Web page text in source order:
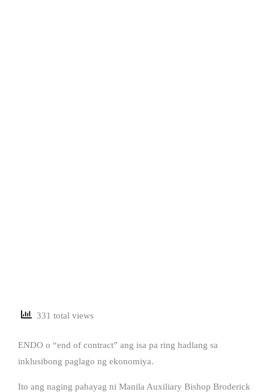
331 total views
ENDO o “end of contract” ang isa pa ring hadlang sa
inklusibong paglago ng ekonomiya.
Ito ang naging pahayag ni Manila Auxiliary Bishop Broderick